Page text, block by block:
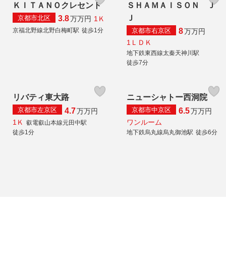
ＫＩＴＡＮＯクレセント
京都市北区 3.8万万円 1Ｋ
京福北野線北野白梅町駅 徒歩1分
ＳＨＡＭＡＩＳＯＮ Ｊ
Ｊ
京都市右京区 8万万円
1ＬＤＫ
地下鉄東西線太秦天神川駅
徒歩7分
リバティ東大路
京都市左京区 4.7万万円
1Ｋ
叡電叡山本線元田中駅
徒歩1分
ニューシャトー西洞院
京都市中京区 6.5万万円
ワンルーム
地下鉄烏丸線烏丸御池駅 徒歩6分